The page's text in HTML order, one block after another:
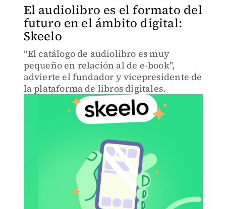
El audiolibro es el formato del
futuro en el ámbito digital:
Skeelo
“El catálogo de audiolibro es muy
pequeño en relación al de e-book",
advierte el fundador y vicepresidente de
la plataforma de libros digitales.